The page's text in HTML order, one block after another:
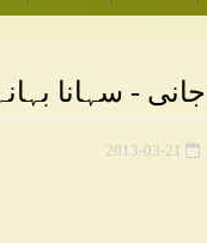
جانی - سہانا بہانہ
2013-03-21